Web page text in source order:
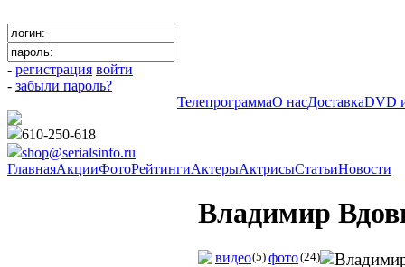
- регистрация войти
- забыли пароль?
ТелепрограммаО насДоставкаDVD
610-250-618
shop@serialsinfo.ru
ГлавнаяАкцииФотоРейтингиАктерыАктрисыСтатьиНовости
Владимир
видео(5) фото(24)